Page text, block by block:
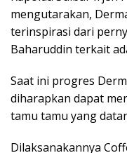
mengutarakan,
terinspirasi dari
Baharuddin terkait
Saat ini progres
diharapkan dapat
tamu tamu yang
Dilaksanakannya